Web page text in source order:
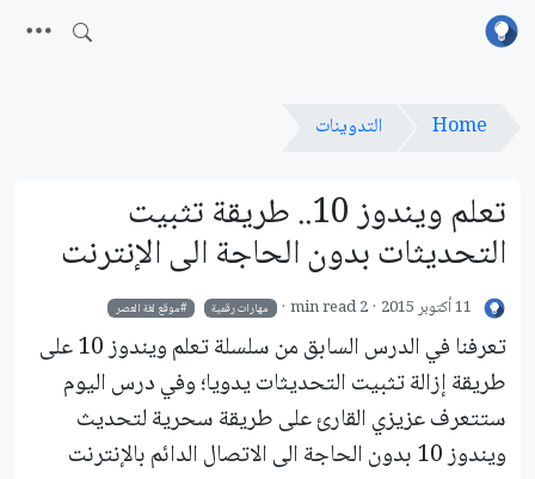
Home التدوينات
تعلم ويندوز 10.. طريقة تثبيت
التحديثات بدون الحاجة الى الإنترنت
11 أكتوبر 2015 2 min read مهارات رقمية موقع لغة العصر
تعرفنا في الدرس السابق من سلسلة تعلم ويندوز 10 على
طريقة إزالة تثبيت التحديثات يدويا؛ وفي درس اليوم
ستتعرف عزيزي القارئ على طريقة سحرية لتحديث
ويندوز 10 بدون الحاجة الى الاتصال الدائم بالإنترنت